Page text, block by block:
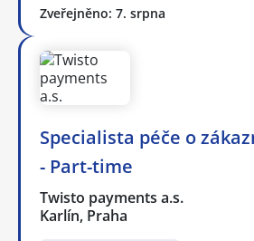
Zveřejněno: 7. srpna
Specialista péče o
- Part-time
Twisto payments a.s.
Karlín, Praha